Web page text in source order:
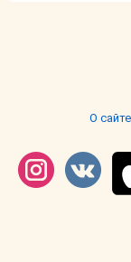
О сайте